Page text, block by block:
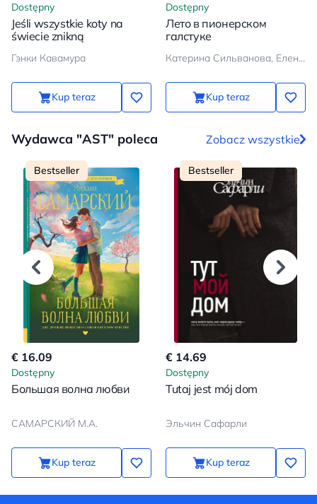
Dostępny
Jeśli wszystkie koty na
świecie znikną
Гэнки Кавамура
Kup teraz
Dostępny
Лето в пионерском
галстуке
Катерина Сильванова, Елена Малисова
Kup teraz
Wydawca "AST" poleca Zobacz wszystkie
Bestseller
€ 16.09
Dostępny
Большая волна любви
САМАРСКИЙ М.А.
Kup teraz
Bestseller
€ 14.69
Dostępny
Tutaj jest mój dom
Эльчин Сафарли
Kup teraz